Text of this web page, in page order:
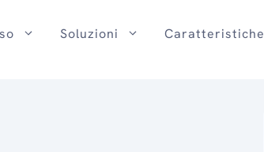
Soluzioni Caratteristiche